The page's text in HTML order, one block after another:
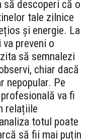
descoperi că o
tale zilnice
și energie. La
preveni o
să semnalezi
chiar dacă
nepopular. Pe
va fi
relațiile
totul poate
să fii mai puțin